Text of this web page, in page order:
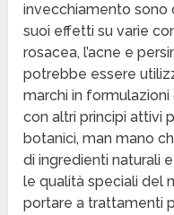
invecchiamento sono
suoi effetti su varie
rosacea, l’acne e
potrebbe essere
marchi in
con altri principi attivi
botanici, man mano
di ingredienti naturali
le qualità speciali del
portare a trattamenti